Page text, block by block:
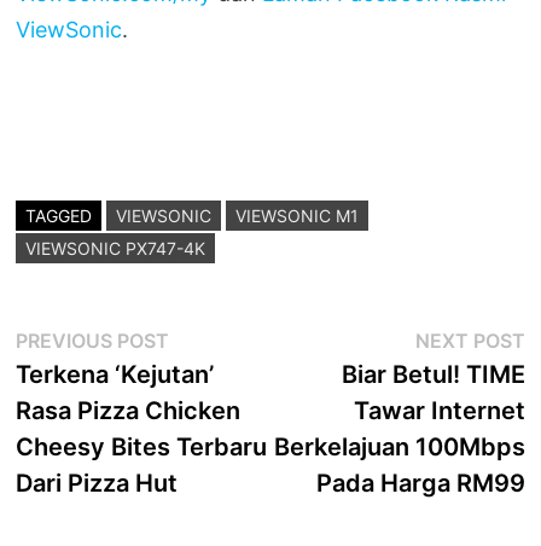
ViewSonic.
TAGGED VIEWSONIC
VIEWSONIC M1
VIEWSONIC PX747-4K
Post
navigation
PREVIOUS POST
post:
Terkena ‘Kejutan’
Rasa Pizza Chicken
Cheesy Bites Terbaru
Dari Pizza Hut
NEXT POST
Biar Betul! TIME
Tawar Internet
Berkelajuan 100Mbps
Pada Harga RM99